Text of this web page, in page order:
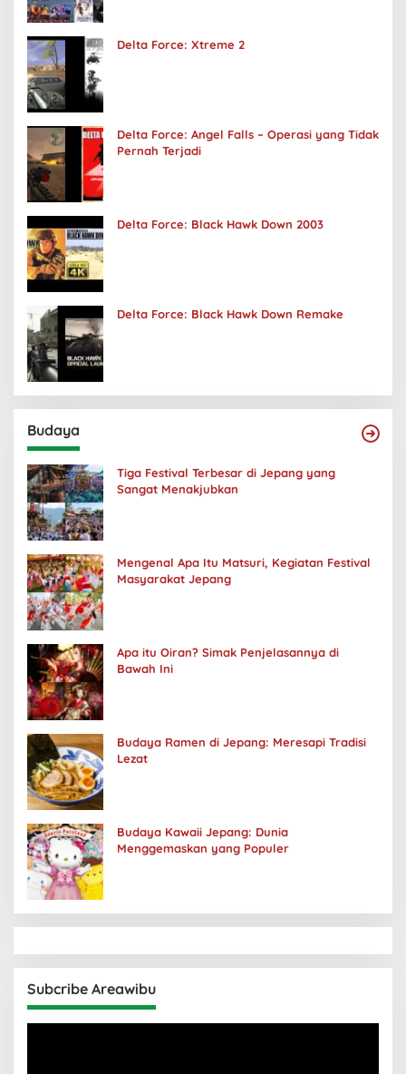
Delta Force: Xtreme 2
Delta Force: Angel Falls – Operasi yang Tidak
Pernah Terjadi
Delta Force: Black Hawk Down 2003
Delta Force: Black Hawk Down Remake
Budaya
Tiga Festival Terbesar di Jepang yang
Sangat Menakjubkan
Mengenal Apa Itu Matsuri, Kegiatan Festival
Masyarakat Jepang
Apa itu Oiran? Simak Penjelasannya di
Bawah Ini
Budaya Ramen di Jepang: Meresapi Tradisi
Lezat
Budaya Kawaii Jepang: Dunia
Menggemaskan yang Populer
Subcribe Areawibu